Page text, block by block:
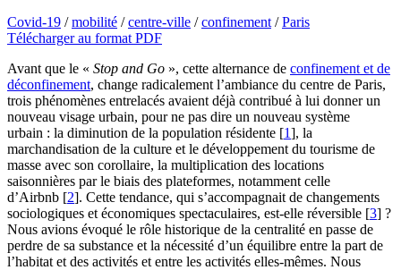
Covid-19 /mobilité /centre-ville /confinement /Paris
Télécharger au format PDF
Avant que le « Stop and Go », cette alternance de confinement et de
déconfinement, change radicalement l’ambiance du centre de Paris,
trois phénomènes entrelacés avaient déjà contribué à lui donner un
nouveau visage urbain, pour ne pas dire un nouveau système
urbain : la diminution de la population résidente [1], la
marchandisation de la culture et le développement du tourisme de
masse avec son corollaire, la multiplication des locations
saisonnières par le biais des plateformes, notamment celle
d’Airbnb [2]. Cette tendance, qui s’accompagnait de changements
sociologiques et économiques spectaculaires, est-elle réversible [3] ?
Nous avions évoqué le rôle historique de la centralité en passe de
perdre de sa substance et la nécessité d’un équilibre entre la part de
l’habitat et des activités et entre les activités elles-mêmes. Nous